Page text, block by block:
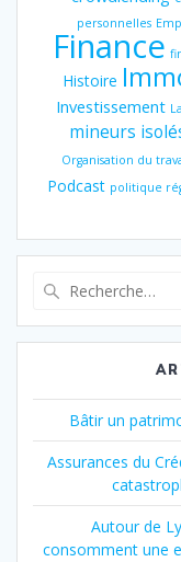
personnelles
Finance
Histoire
Investissement
mineurs
Organisation du
Podcast politique
Bâtir un
Assurances du
Autour de
consomment une